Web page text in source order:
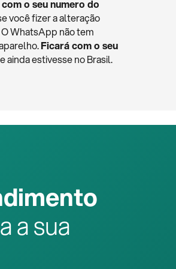
o seu numero do
você fizer a alteração
WhatsApp não tem
Ficará com o seu
estivesse no Brasil.
a sua